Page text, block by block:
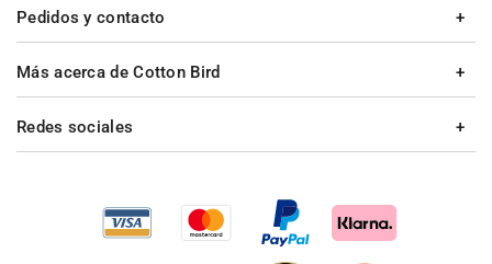
Pedidos y contacto
Más acerca de Cotton Bird
Redes sociales